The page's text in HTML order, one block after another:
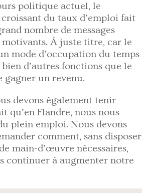
politique actuel, le
du taux d’emploi fait
nombre de messages
motivants. À juste titre, car le
mode d’occupation du temps
d’autres fonctions que le
gagner un revenu.
devons également tenir
qu’en Flandre, nous nous
plein emploi. Nous devons
comment, sans disposer
main-d’œuvre nécessaires,
continuer à augmenter notre